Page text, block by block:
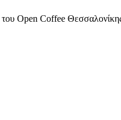
του Open Coffee